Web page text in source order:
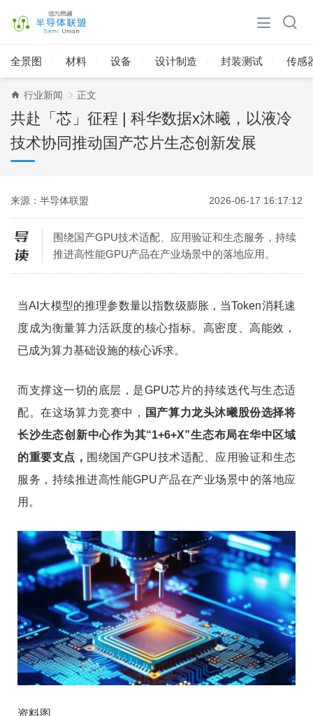
全景图 材料 设备 设计制造 封装测试 传感
行业新闻 正文
共赴「芯」征程 | 科华数据x沐曦，以液冷
技术协同推动国产芯片生态创新发展
来源：半导体联盟 2026-06-17 16:17:12
围绕国产GPU技术适配、应用验证和生态服务，持续
推进高性能GPU产品在产业场景中的落地应用。
当AI大模型的推理参数量以指数级膨胀，当Token消耗速
度成为衡量算力活跃度的核心指标。高密度、高能效，
已成为算力基础设施的核心诉求。
而支撑这一切的底层，是GPU芯片的持续迭代与生态适
配。在这场算力竞赛中，
国产算力龙头沐曦股份选择将
长沙生态创新中心作为其“1+6+X”生态布局在华中区域
的重要支点， 围绕国产GPU技术适配、应用验证和生态
服务，持续推进高性能GPU产品在产业场景中的落地应
用。
资料图